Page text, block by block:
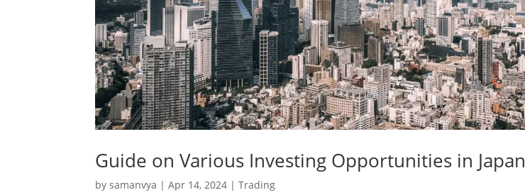
Guide on Various Investing Opportunities in Japan
bysamanvya |Apr 14, 2024 |Trading